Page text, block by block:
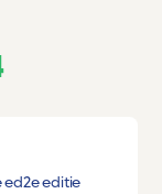
ed2e editie